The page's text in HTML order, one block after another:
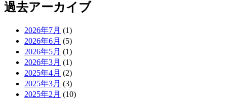
過去アーカイブ
2026年7月 (1)
2026年6月 (5)
2026年5月 (1)
2026年3月 (1)
2025年4月 (2)
2025年3月 (3)
2025年2月 (10)